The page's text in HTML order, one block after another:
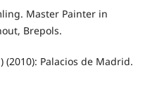
Master Painter in
Brepols.
(2010): Palacios de Madrid.